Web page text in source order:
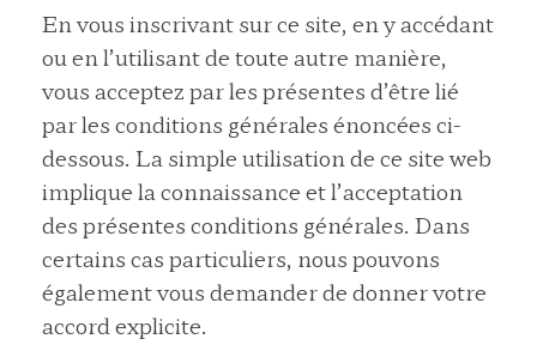
En vous inscrivant sur ce site, en y accédant
ou en l’utilisant de toute autre manière,
vous acceptez par les présentes d’être lié
par les conditions générales énoncées ci-
dessous. La simple utilisation de ce site web
implique la connaissance et l’acceptation
des présentes conditions générales. Dans
certains cas particuliers, nous pouvons
également vous demander de donner votre
accord explicite.